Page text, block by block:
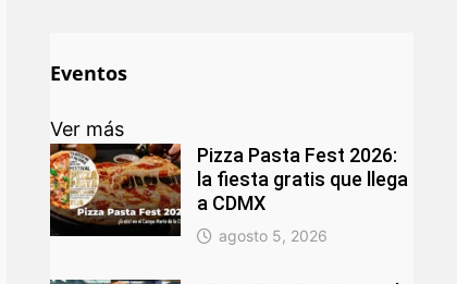
Eventos
Ver más
Pizza Pasta Fest 2026:
la fiesta gratis que llega
a CDMX
agosto 5, 2026